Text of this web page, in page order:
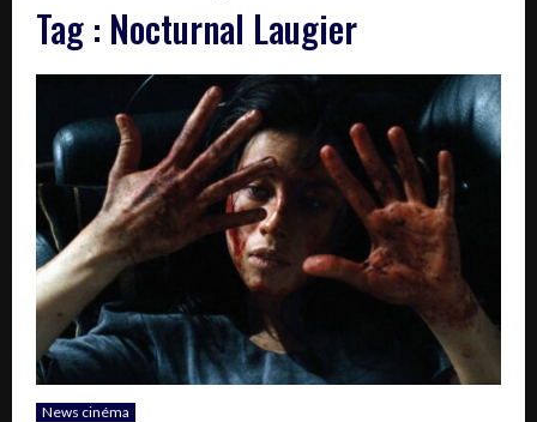
Tag : Nocturnal Laugier
News cinéma